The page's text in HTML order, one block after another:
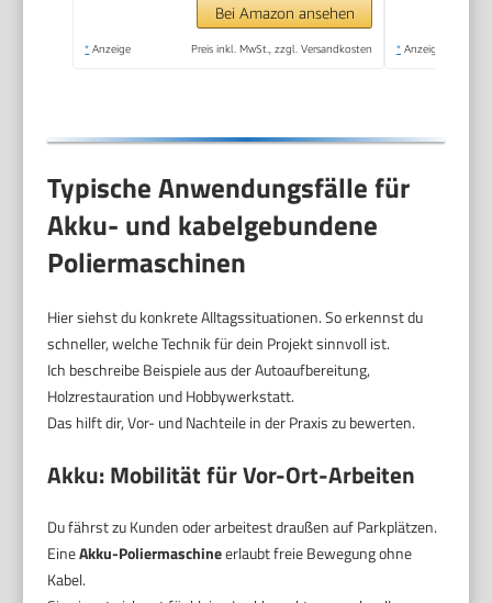
poliermaschinen,
polishing machine
Bei Amazon ansehen
* Anzeige Preis inkl. MwSt., zzgl. Versandkosten * Anzeige
Typische Anwendungsfälle für
Akku- und kabelgebundene
Poliermaschinen
Hier siehst du konkrete Alltagssituationen. So erkennst du
schneller, welche Technik für dein Projekt sinnvoll ist.
Ich beschreibe Beispiele aus der Autoaufbereitung,
Holzrestauration und Hobbywerkstatt.
Das hilft dir, Vor- und Nachteile in der Praxis zu bewerten.
Akku: Mobilität für Vor-Ort-Arbeiten
Du fährst zu Kunden oder arbeitest draußen auf Parkplätzen.
EineAkku-Poliermaschineerlaubt freie Bewegung ohne
Kabel.